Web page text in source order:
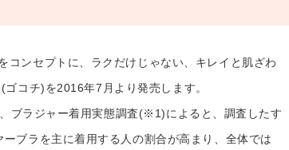
プレゼント・キャンペーン
メールニュース登録
コンセプトに、ラクだけじゃない、キレイと肌ざわ
コチ)を2016年7月より発売します。
ブラジャー着用実態調査(※1)によると、調査したす
ブラを主に着用する人の割合が高まり、全体では